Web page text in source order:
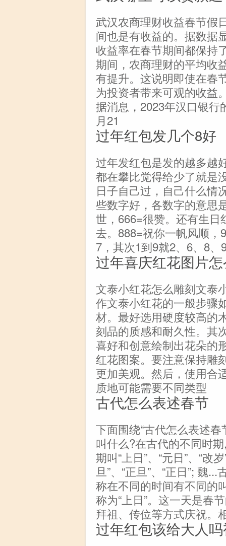
武汉农商理财收益春节假
间也是有收益的。据数据
收益率在春节期间都保持
期间，农商理财的平均收
有提升。这说明即使在春
为投资者带来可观的收益
据消息，2023年汉口银行
月21
过年红包发几个8好
过年发红包是发的越多越
都在攀比觉得给少了就是
日子自己过，自己什么情
些数字好，各数字的意思
世，666=很赞。还有生
去。888=祝你一帆风顺
7，其次1到9就2、6、8
过年喜庆红花图片
文泰小红花怎么雕刻文泰
作文泰小红花的一般步骤
材。最好选用硬度较高的
刻品的质感和耐久性。其
喜好和创意绘制出花朵的
红花图案。要注意保持雕
更加美观。然后，使用合
质地可能需要不同类型
古代怎么表述春节
下面围绕“古代怎么表述
叫什么?在古代的不同时
期叫“上日”、“元日”、“改
旦”、“正旦”、“正日”; 魏
称在不同的时间有不同的
称为“上日”。这一天是春
拜祖、传位等方式庆祝。
过年红包该给大人